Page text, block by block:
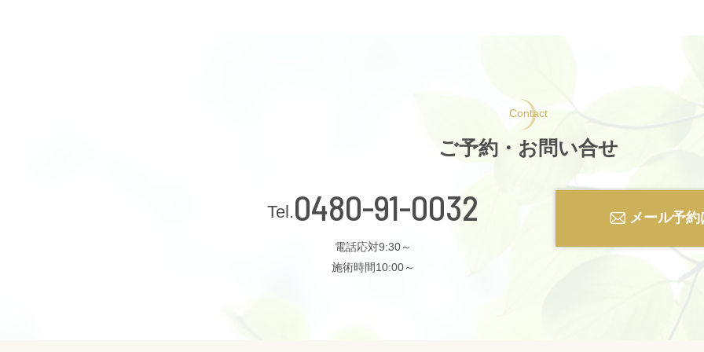
Contact
ご予約・お問い合せ
0480-91-0032
電話応対9:30～
施術時間10:00～
メール予